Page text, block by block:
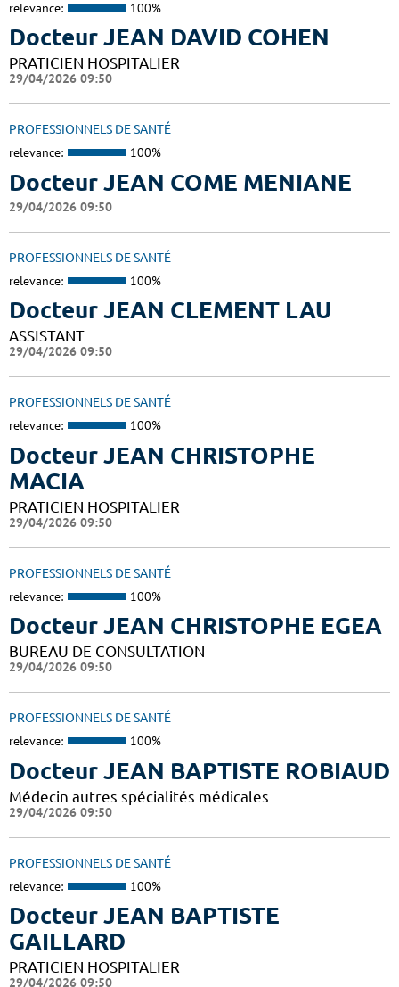
relevance: 100%
Docteur JEAN DAVID COHEN
PRATICIEN HOSPITALIER
29/04/2026 09:50
PROFESSIONNELS DE SANTÉ
relevance: 100%
Docteur JEAN COME MENIANE
29/04/2026 09:50
PROFESSIONNELS DE SANTÉ
relevance: 100%
Docteur JEAN CLEMENT LAU
ASSISTANT
29/04/2026 09:50
PROFESSIONNELS DE SANTÉ
relevance: 100%
Docteur JEAN CHRISTOPHE
MACIA
PRATICIEN HOSPITALIER
29/04/2026 09:50
PROFESSIONNELS DE SANTÉ
relevance: 100%
Docteur JEAN CHRISTOPHE EGEA
BUREAU DE CONSULTATION
29/04/2026 09:50
PROFESSIONNELS DE SANTÉ
relevance: 100%
Docteur JEAN BAPTISTE ROBIAUD
Médecin autres spécialités médicales
29/04/2026 09:50
PROFESSIONNELS DE SANTÉ
relevance: 100%
Docteur JEAN BAPTISTE
GAILLARD
PRATICIEN HOSPITALIER
29/04/2026 09:50